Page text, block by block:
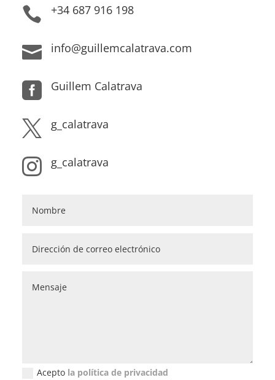
 +34 687 916 198
 info@guillemcalatrava.com
 Guillem Calatrava
 g_calatrava
 g_calatrava
Acepto la política de privacidad